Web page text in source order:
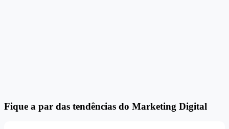
Fique a par das tendências do Marketing Digital